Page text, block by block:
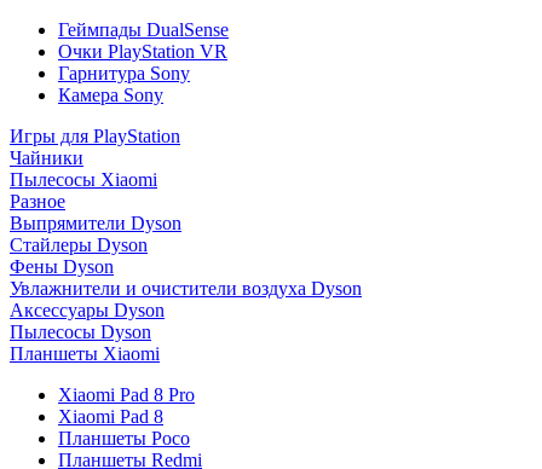
Геймпады DualSense
Очки PlayStation VR
Гарнитура Sony
Камера Sony
Игры для PlayStation
Чайники
Пылесосы Xiaomi
Разное
Выпрямители Dyson
Стайлеры Dyson
Фены Dyson
Увлажнители и очистители воздуха Dyson
Аксессуары Dyson
Пылесосы Dyson
Планшеты Xiaomi
Xiaomi Pad 8 Pro
Xiaomi Pad 8
Планшеты Poco
Планшеты Redmi